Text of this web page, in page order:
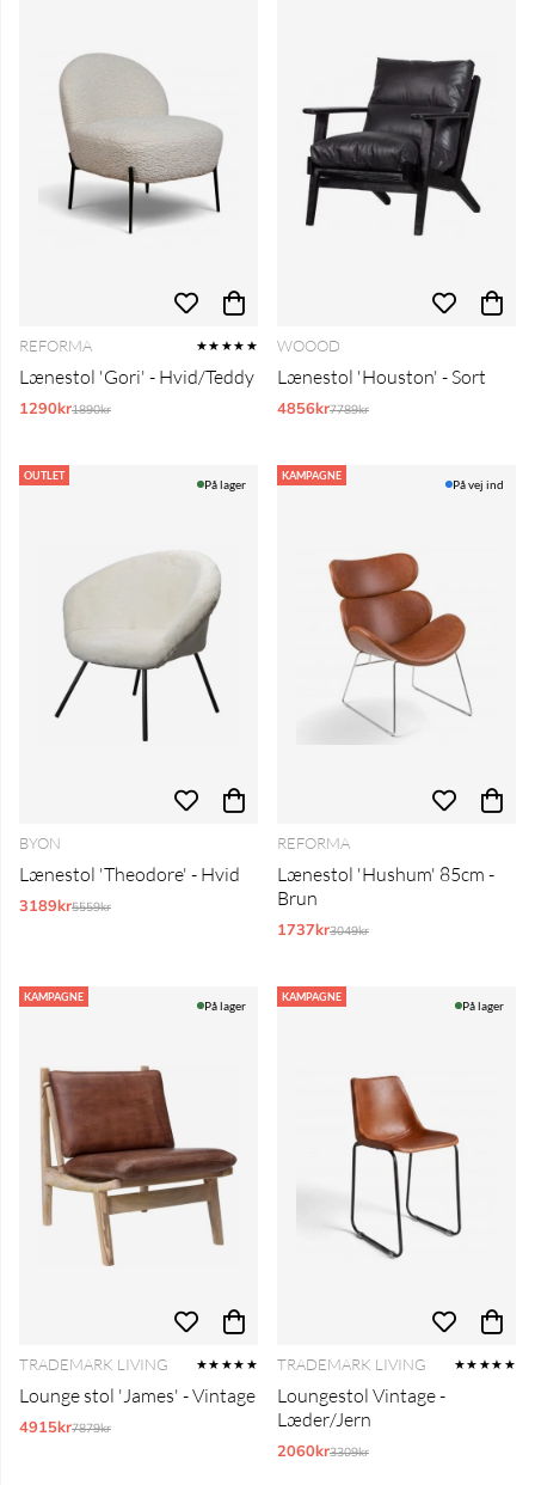
REFORMA ★★★★★
Lænestol 'Gori' - Hvid/Teddy
1290krNormalpris:
1890kr
WOOOD
Lænestol 'Houston' - Sort
4856krNormalpris:
7789kr
OUTLET
På lager
BYON
Lænestol 'Theodore' - Hvid
3189krNormalpris:
5559kr
KAMPAGNE
På vej ind
REFORMA
Lænestol 'Hushum' 85cm -
Brun
1737krNormalpris:
3049kr
KAMPAGNE
På lager
TRADEMARK LIVING ★★★★★
Lounge stol 'James' - Vintage
4915krNormalpris:
7879kr
KAMPAGNE
På lager
TRADEMARK LIVING ★★★★★
Loungestol Vintage -
Læder/Jern
2060krNormalpris:
3309kr